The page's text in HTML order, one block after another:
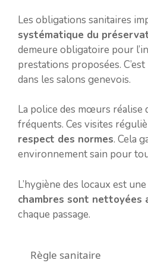
Les obligations sanitaires
systématique du
demeure obligatoire pour
prestations proposées.
dans les salons genevois.
La police des mœurs réalise
fréquents. Ces visites
respect des normes. Cela
environnement sain pour
L’hygiène des locaux est
chambres sont nettoyées
chaque passage.
Règle sanitaire